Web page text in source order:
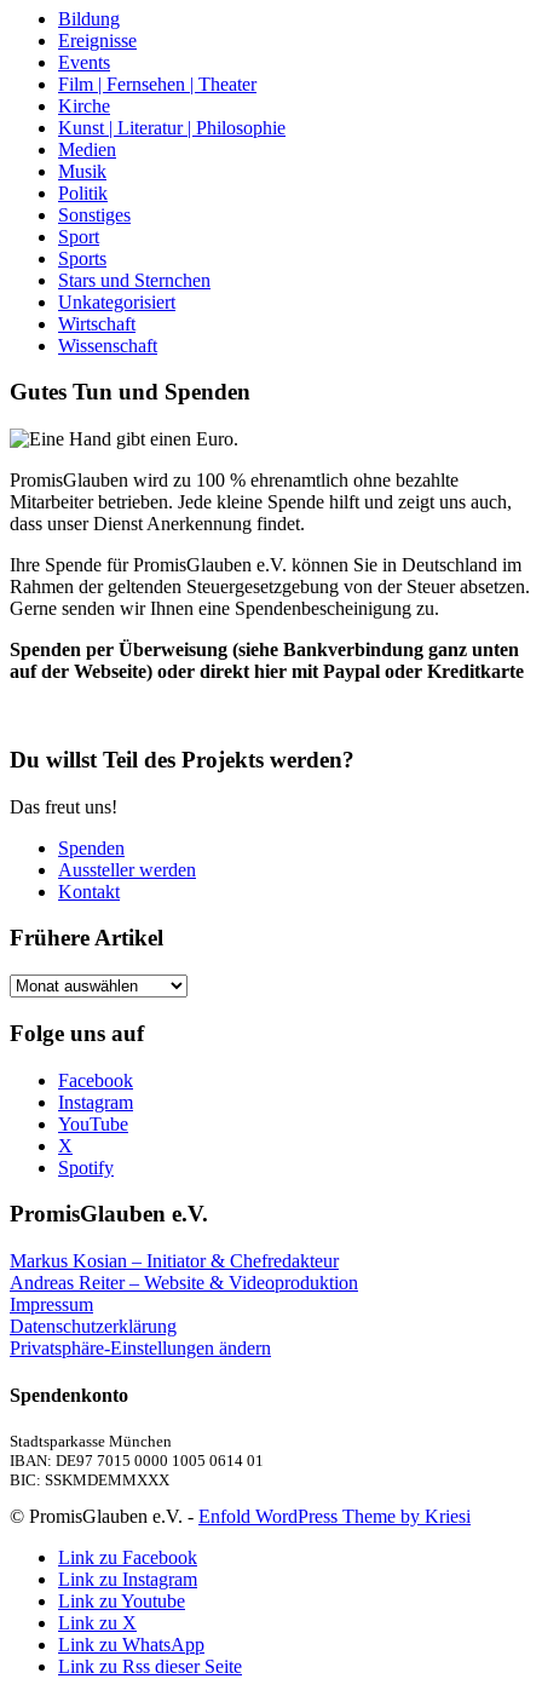
Bildung
Ereignisse
Events
Film | Fernsehen | Theater
Kirche
Kunst | Literatur | Philosophie
Medien
Musik
Politik
Sonstiges
Sport
Sports
Stars und Sternchen
Unkategorisiert
Wirtschaft
Wissenschaft
Gutes Tun und Spenden
PromisGlauben wird zu 100 % ehrenamtlich ohne bezahlte
Mitarbeiter betrieben. Jede kleine Spende hilft und zeigt uns auch,
dass unser Dienst Anerkennung findet.
Ihre Spende für PromisGlauben e.V. können Sie in Deutschland im
Rahmen der geltenden Steuergesetzgebung von der Steuer absetzen.
Gerne senden wir Ihnen eine Spendenbescheinigung zu.
Spenden per Überweisung (siehe Bankverbindung ganz unten
auf der Webseite) oder direkt hier mit Paypal oder Kreditkarte
Du willst Teil des Projekts werden?
Das freut uns!
Spenden
Aussteller werden
Kontakt
Frühere Artikel
Frühere
Folge uns auf
Facebook
Instagram
YouTube
X
Spotify
PromisGlauben e.V.
Markus Kosian – Initiator & Chefredakteur
Andreas Reiter – Website & Videoproduktion
Impressum
Datenschutzerklärung
Privatsphäre-Einstellungen ändern
Spendenkonto
Stadtsparkasse München
IBAN: DE97 7015 0000 1005 0614 01
BIC: SSKMDEMMXXX
© PromisGlauben e.V. - Enfold WordPress Theme by Kriesi
Link zu Facebook
Link zu Instagram
Link zu Youtube
Link zu X
Link zu WhatsApp
Link zu Rss dieser Seite